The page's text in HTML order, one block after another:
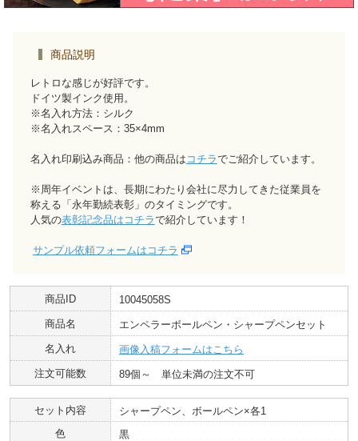
商品説明
レトロな感じが好評です。
ドイツ製インク使用。
※名入れ方法：シルク
※名入れスペース：35×4mm
名入れ印刷込み商品：他の商品は コチラでご紹介しています。
※周年イベントは、長期にわたり会社に尽力してきた従業員を
称える「永年勤続表彰」のタイミングです。
人気の表彰記念品はコチラで紹介しています！
サンプル依頼フォームはコチラ
商品ID
10045058S
商品名
エンペラーボールペン・シャープペンセット
名入れ
画像入稿フォームはこちら
注文可能数
89個～ 単位未満の注文不可
セット内容
シャープペン、ボールペン×各1
色
黒